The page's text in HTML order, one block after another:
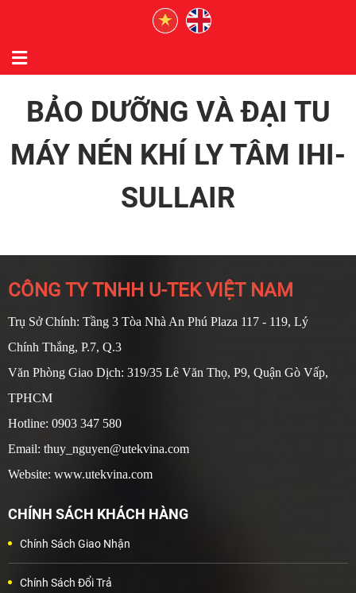
BẢO DƯỠNG VÀ ĐẠI TU
MÁY NÉN KHÍ LY TÂM IHI-
SULLAIR
CÔNG TY TNHH U-TEK VIỆT NAM
Trụ Sở Chính: Tầng 3 Tòa Nhà An Phú Plaza 117 - 119, Lý
Chính Thắng, P.7, Q.3
Văn Phòng Giao Dịch: 319/35 Lê Văn Thọ, P9, Quận Gò Vấp,
TPHCM
Hotline: 0903 347 580
Email: thuy_nguyen@utekvina.com
Website: www.utekvina.com
CHÍNH SÁCH KHÁCH HÀNG
Chính Sách Giao Nhận
Chính Sách Đổi Trả